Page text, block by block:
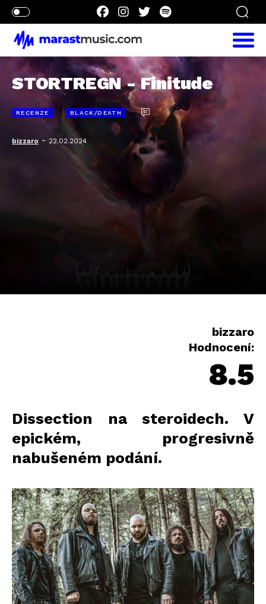
STORTREGN - Finitude
RECENZE BLACK/DEATH
bizzaro - 22.02.2024
bizzaro
Hodnocení:
8.5
Dissection na steroidech. V
epickém, progresivně
nabušeném podání.